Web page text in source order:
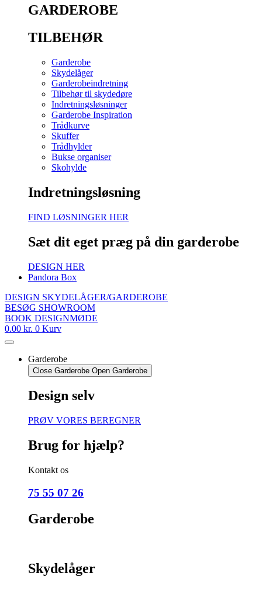
GARDEROBE
TILBEHØR
Garderobe
Skydelåger
Garderobeindretning
Tilbehør til skydedøre
Indretningsløsninger
Garderobe Inspiration
Trådkurve
Skuffer
Trådhylder
Bukse organiser
Skohylde
Indretningsløsning
FIND LØSNINGER HER
Sæt dit eget præg på din garderobe
DESIGN HER
Pandora Box
DESIGN SKYDELÅGER/GARDEROBE
BESØG SHOWROOM
BOOK DESIGNMØDE
0.00 kr. 0 Kurv
Garderobe
Close Garderobe Open Garderobe
Design selv
PRØV VORES BEREGNER
Brug for hjælp?
Kontakt os
75 55 07 26
Garderobe
Skydelåger